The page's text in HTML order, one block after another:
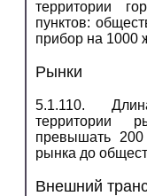
территории
пунктов:
прибор на 1000
Рынки
5.1.110.
территории
превышать
рынка до
Внешний